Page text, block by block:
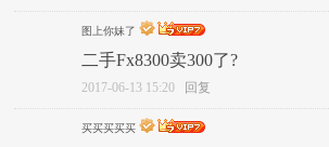
图上你妹了
二手Fx8300卖300了?
2017-06-13 15:20 回复
买买买买买